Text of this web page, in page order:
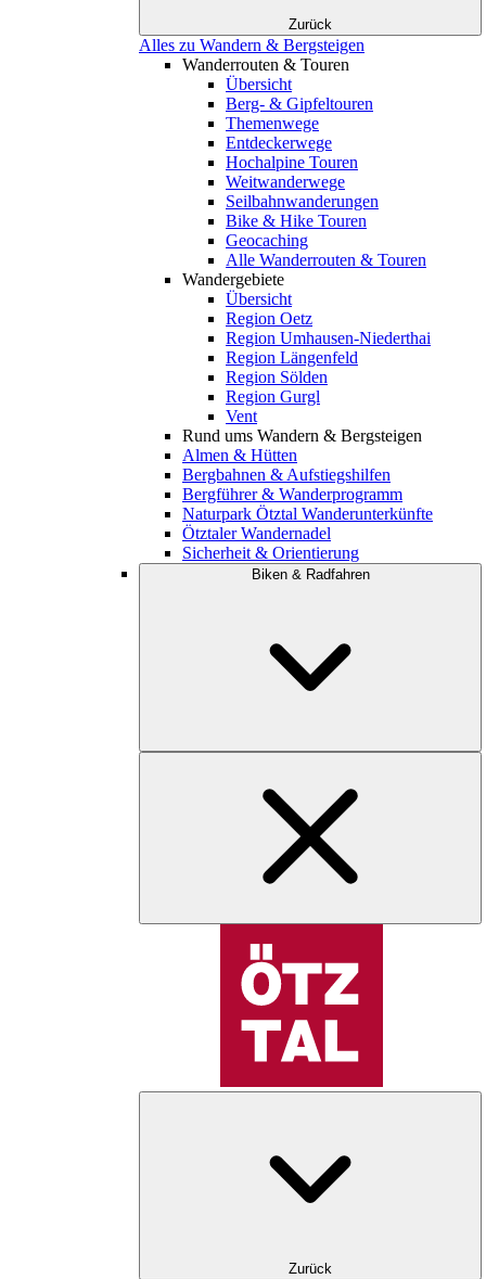
Zurück
Alles zu Wandern & Bergsteigen
Wanderrouten & Touren
Übersicht
Berg- & Gipfeltouren
Themenwege
Entdeckerwege
Hochalpine Touren
Weitwanderwege
Seilbahnwanderungen
Bike & Hike Touren
Geocaching
Alle Wanderrouten & Touren
Wandergebiete
Übersicht
Region Oetz
Region Umhausen-Niederthai
Region Längenfeld
Region Sölden
Region Gurgl
Vent
Rund ums Wandern & Bergsteigen
Almen & Hütten
Bergbahnen & Aufstiegshilfen
Bergführer & Wanderprogramm
Naturpark Ötztal Wanderunterkünfte
Ötztaler Wandernadel
Sicherheit & Orientierung
Biken & Radfahren
Zurück